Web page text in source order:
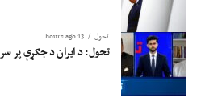
تحول 13 hours ago
تحول: د ایران د جګړې پر سر